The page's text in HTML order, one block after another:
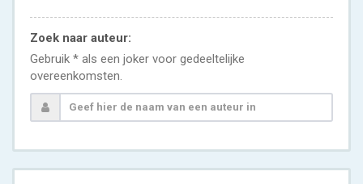
Zoek naar auteur:
Gebruik * als een joker voor gedeeltelijke
overeenkomsten.